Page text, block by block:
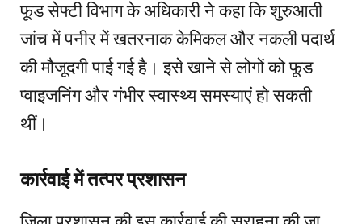
फूड सेफ्टी विभाग के अधिकारी ने कहा कि शुरुआती
जांच में पनीर में खतरनाक केमिकल और नकली पदार्थ
की मौजूदगी पाई गई है। इसे खाने से लोगों को फूड
प्वाइजनिंग और गंभीर स्वास्थ्य समस्याएं हो सकती
थीं।
कार्रवाई में तत्पर प्रशासन